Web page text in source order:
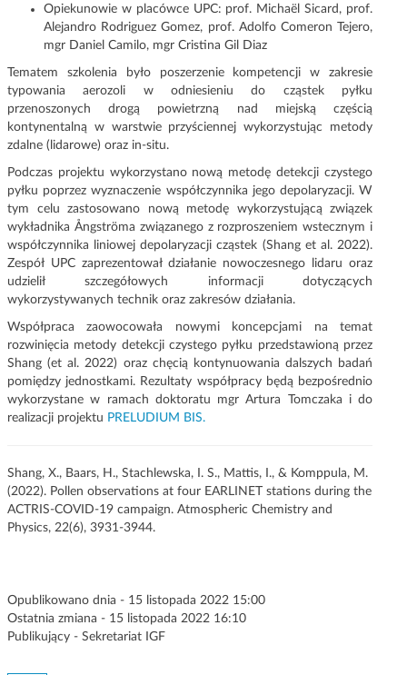
Opiekunowie w placówce UPC: prof. Michaël Sicard, prof.
Alejandro Rodriguez Gomez, prof. Adolfo Comeron Tejero,
mgr Daniel Camilo, mgr Cristina Gil Diaz
Tematem szkolenia było poszerzenie kompetencji w zakresie
typowania aerozoli w odniesieniu do cząstek pyłku
przenoszonych drogą powietrzną nad miejską częścią
kontynentalną w warstwie przyściennej wykorzystując metody
zdalne (lidarowe) oraz in-situ.
Podczas projektu wykorzystano nową metodę detekcji czystego
pyłku poprzez wyznaczenie współczynnika jego depolaryzacji. W
tym celu zastosowano nową metodę wykorzystującą związek
wykładnika Ångströma związanego z rozproszeniem wstecznym i
współczynnika liniowej depolaryzacji cząstek (Shang et al. 2022).
Zespół UPC zaprezentował działanie nowoczesnego lidaru oraz
udzielił szczegółowych informacji dotyczących
wykorzystywanych technik oraz zakresów działania.
Współpraca zaowocowała nowymi koncepcjami na temat
rozwinięcia metody detekcji czystego pyłku przedstawioną przez
Shang (et al. 2022) oraz chęcią kontynuowania dalszych badań
pomiędzy jednostkami. Rezultaty współpracy będą bezpośrednio
wykorzystane w ramach doktoratu mgr Artura Tomczaka i do
realizacji projektu PRELUDIUM BIS.
Shang, X., Baars, H., Stachlewska, I. S., Mattis, I., & Komppula, M.
(2022). Pollen observations at four EARLINET stations during the
ACTRIS-COVID-19 campaign. Atmospheric Chemistry and
Physics, 22(6), 3931-3944.
Opublikowano dnia - 15 listopada 2022 15:00
Ostatnia zmiana - 15 listopada 2022 16:10
Publikujący - Sekretariat IGF